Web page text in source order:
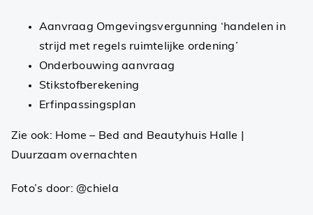
Aanvraag Omgevingsvergunning ‘handelen in
strijd met regels ruimtelijke ordening’
Onderbouwing aanvraag
Stikstofberekening
Erfinpassingsplan
Zie ook: Home – Bed and Beautyhuis Halle |
Duurzaam overnachten
Foto’s door: @chiela